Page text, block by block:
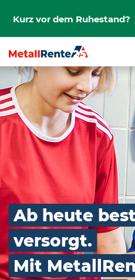
Kurz vor dem Ruhestand?
Ab heute
versorgt.
Mit